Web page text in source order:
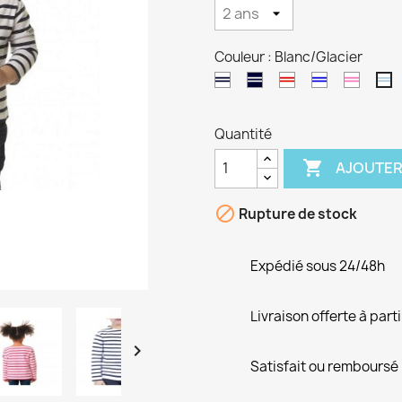

Couleur : Blanc/Glacier
Blanc/Marine
Marine/Blanc
Blanc/Rouge
Blanc/Bugatti
Blanc/
Quantité

 Rupture de stock
Expédié sous 24/48h
Livraison offerte à
Satisfait ou remboursé